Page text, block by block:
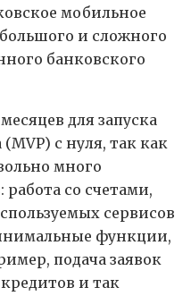
мобильное
и сложного
банковского
для запуска
с нуля, так как
много
со счетами,
сервисов
функции,
подача заявок
и так